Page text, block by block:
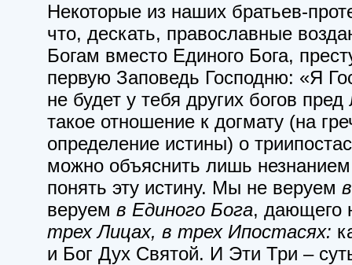
Некоторые из наших братьев-
что, дескать, православные
Богам вместо Единого Бога,
первую Заповедь Господню: «Я
не будет у тебя других богов
такое отношение к догмату (на
определение истины) о
можно объяснить лишь
понять эту истину. Мы не веруем
веруем в Единого Бога, дающего
трех Лицах, в трех Ипостасях:
и Бог Дух Святой. И Эти Три –